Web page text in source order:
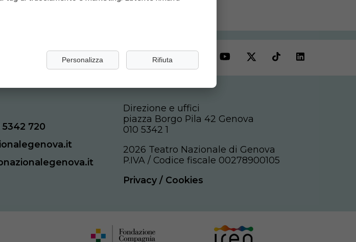
seguici
720
Direzione e uffici
piazza Borgo Pila 42 Genova
010 5342 1
2026 Teatro Nazionale di Genova
P.IVA / Codice fiscale 00278900105
Privacy / Cookies
Personalizza Rifiuta